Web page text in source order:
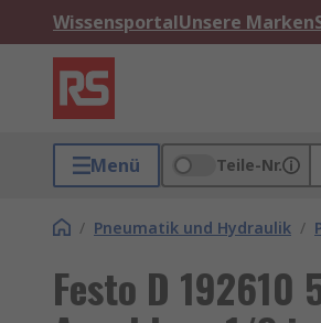
WissensportalUnsere Marken
Menü Teile-Nr.
/ Pneumatik und Hydraulik /
Festo D